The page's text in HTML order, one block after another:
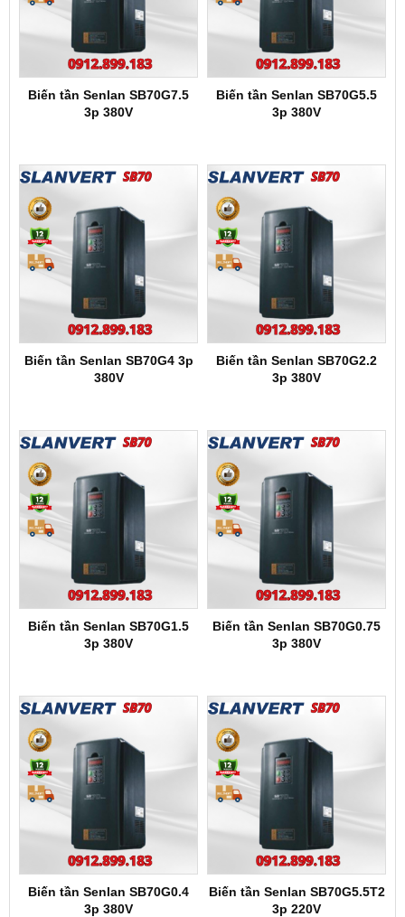
Biến tần Senlan SB70G7.5
3p 380V
Biến tần Senlan SB70G5.5
3p 380V
Biến tần Senlan SB70G4 3p
380V
Biến tần Senlan SB70G2.2
3p 380V
Biến tần Senlan SB70G1.5
3p 380V
Biến tần Senlan SB70G0.75
3p 380V
Biến tần Senlan SB70G0.4
3p 380V
Biến tần Senlan SB70G5.5T2
3p 220V